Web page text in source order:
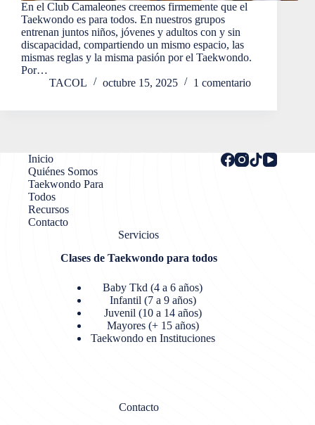
En el Club Camaleones creemos firmemente que el
Taekwondo es para todos. En nuestros grupos
entrenan juntos niños, jóvenes y adultos con y sin
discapacidad, compartiendo un mismo espacio, las
mismas reglas y la misma pasión por el Taekwondo.
Por…
TACOL
octubre 15, 2025 1 comentario
Inicio
Quiénes Somos
Taekwondo Para
Todos
Recursos
Contacto
Servicios
Clases de Taekwondo para todos
Baby Tkd (4 a 6 años)
Infantil (7 a 9 años)
Juvenil (10 a 14 años)
Mayores (+ 15 años)
Taekwondo en Instituciones
Contacto